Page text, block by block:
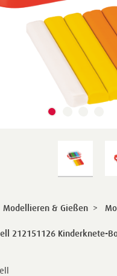
Modellieren & Gießen >
212151126 Kinderknete-